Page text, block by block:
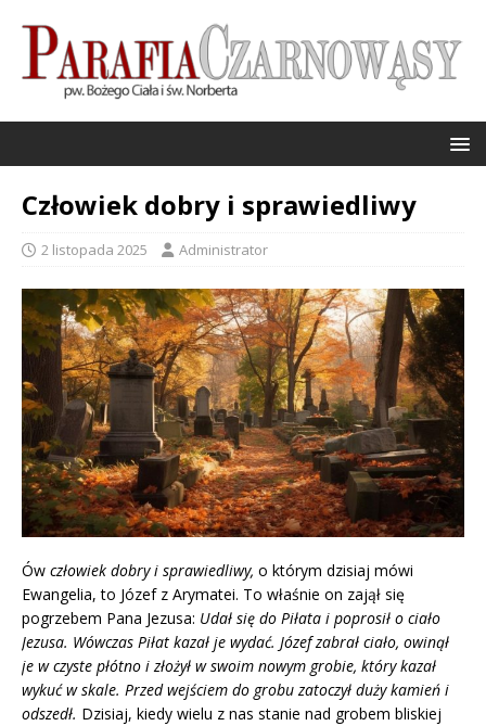
Człowiek dobry i sprawiedliwy
2 listopada 2025 Administrator
Ów człowiek dobry i sprawiedliwy, o którym dzisiaj mówi
Ewangelia, to Józef z Arymatei. To właśnie on zajął się
pogrzebem Pana Jezusa: Udał się do Piłata i poprosił o ciało
Jezusa. Wówczas Piłat kazał je wydać. Józef zabrał ciało, owinął
je w czyste płótno i złożył w swoim nowym grobie, który kazał
wykuć w skale. Przed wejściem do grobu zatoczył duży kamień i
odszedł. Dzisiaj, kiedy wielu z nas stanie nad grobem bliskiej